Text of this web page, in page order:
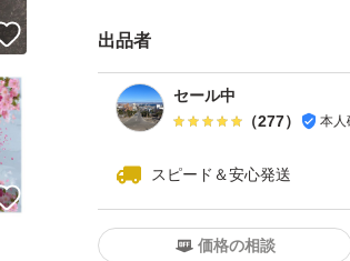
発送は簡易梱包になりますm(_
自宅保管品に了承頂ける方どう
返品交換はしておりませんm(_
#メイベリンフィットミーリキ
出品者
セール中
（277） 本人
スピード＆安心発送
価格の相談
いいね！